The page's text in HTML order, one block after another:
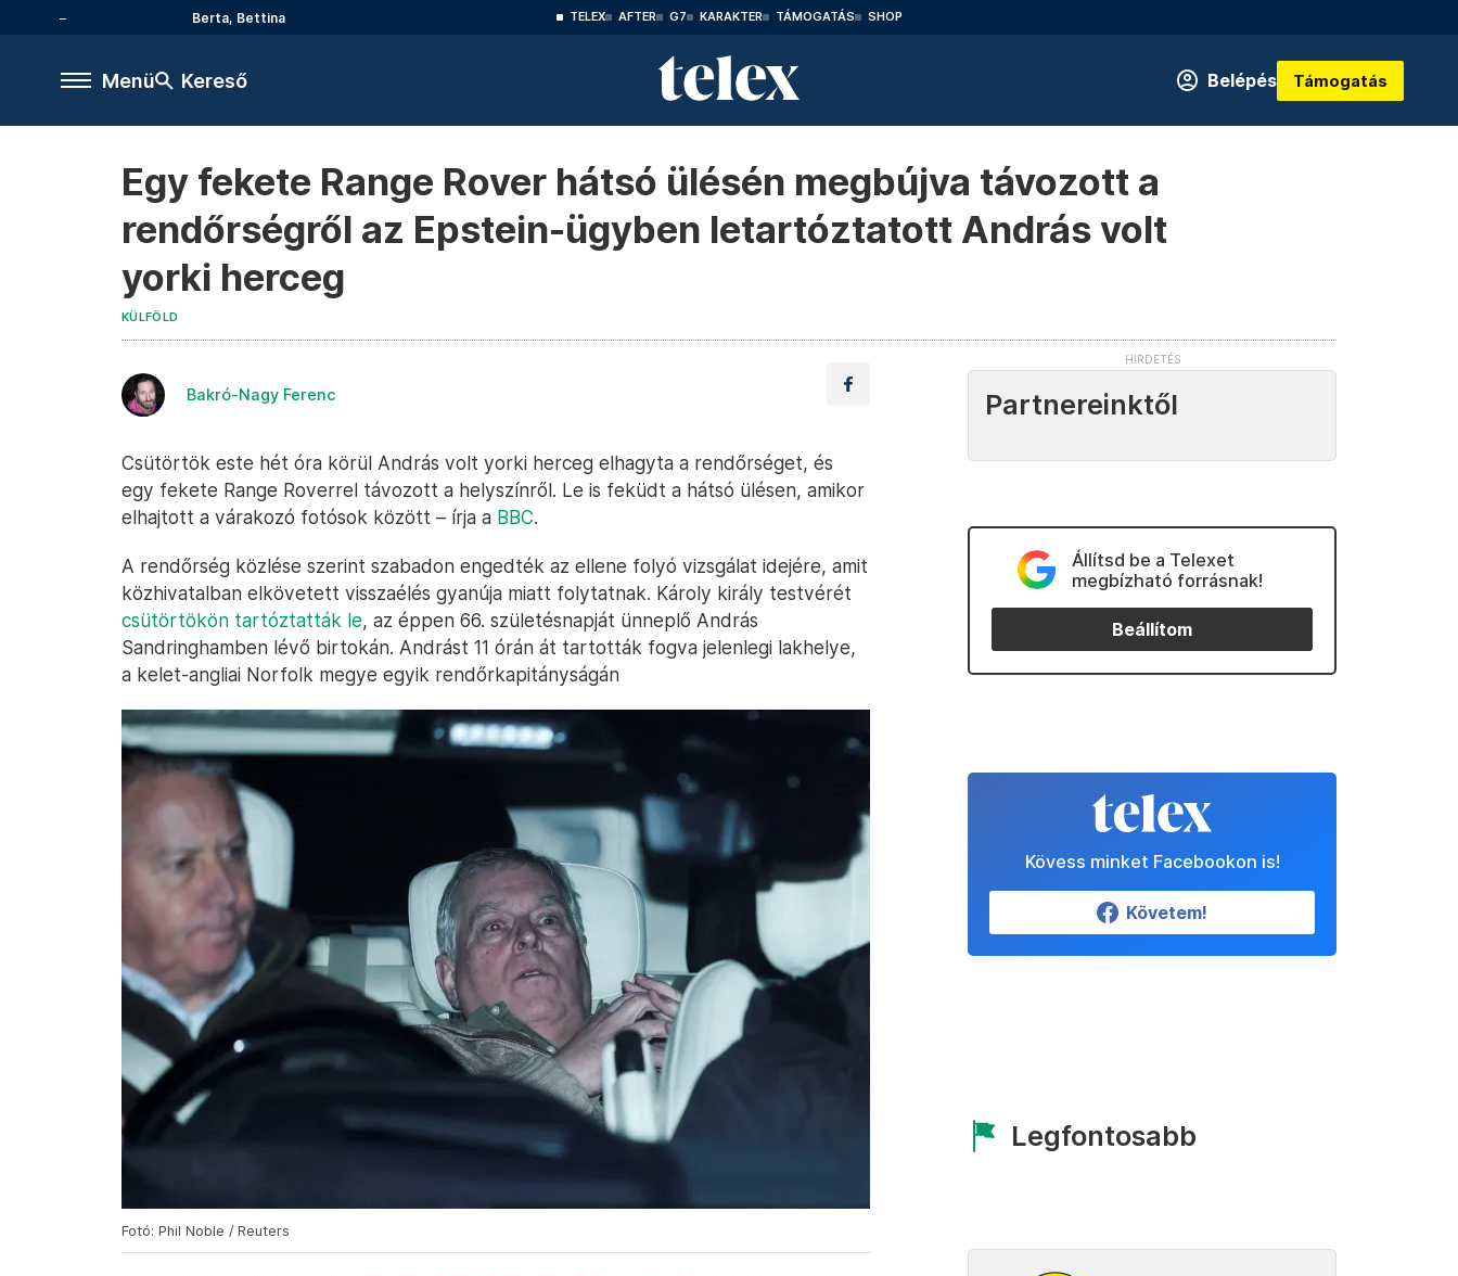
Berta, Bettina TELEX AFTER G7 KARAKTER TÁMOGATÁS SHOP
Menü Kereső Belépés Támogatás
Egy fekete Range Rover hátsó ülésén megbújva távozott a
rendőrségről az Epstein-ügyben letartóztatott András volt
yorki herceg
KÜLFÖLD
Bakró-Nagy Ferenc
Csütörtök este hét óra körül András volt yorki herceg elhagyta a rendőrséget, és
egy fekete Range Roverrel távozott a helyszínről. Le is feküdt a hátsó ülésen, amikor
elhajtott a várakozó fotósok között – írja a BBC.
A rendőrség közlése szerint szabadon engedték az ellene folyó vizsgálat idejére, amit
közhivatalban elkövetett visszaélés gyanúja miatt folytatnak. Károly király testvérét
csütörtökön tartóztatták le, az éppen 66. születésnapját ünneplő András
Sandringhamben lévő birtokán. Andrást 11 órán át tartották fogva jelenlegi lakhelye,
a kelet-angliai Norfolk megye egyik rendőrkapitányságán
Fotó: Phil Noble / Reuters
Partnereinktől
Állítsd be a Telexet
megbízható forrásnak!
Beállítom
Kövess minket Facebookon is!
Követem!
Legfontosabb